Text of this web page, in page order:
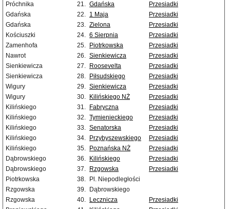
Próchnika
21. Gdańska
Przesiadki
Gdańska
22. 1 Maja
Przesiadki
Gdańska
23. Zielona
Przesiadki
Kościuszki
24. 6 Sierpnia
Przesiadki
Zamenhofa
25. Piotrkowska
Przesiadki
Nawrot
26. Sienkiewicza
Przesiadki
Sienkiewicza
27. Roosevelta
Przesiadki
Sienkiewicza
28. Piłsudskiego
Przesiadki
Wigury
29. Sienkiewicza
Przesiadki
Wigury
30. Kilińskiego NŻ
Przesiadki
Kilińskiego
31. Fabryczna
Przesiadki
Kilińskiego
32. Tymienieckiego
Przesiadki
Kilińskiego
33. Senatorska
Przesiadki
Kilińskiego
34. Przybyszewskiego
Przesiadki
Kilińskiego
35. Poznańska NŻ
Przesiadki
Dąbrowskiego
36. Kilińskiego
Przesiadki
Dąbrowskiego
37. Rzgowska
Przesiadki
Piotrkowska
38.
Pl. Niepodległości
Rzgowska
39.
Dąbrowskiego
Rzgowska
40. Lecznicza
Przesiadki